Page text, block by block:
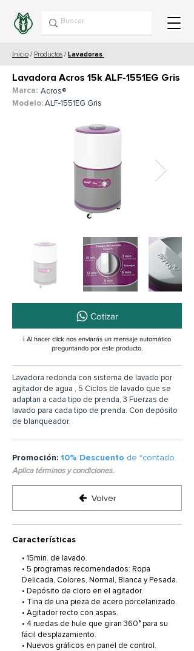
Inicio / Productos / Lavadoras
Lavadora Acros 15k ALF-1551EG Gris
Marca: Acros®
Modelo:ALF-1551EG Gris
Cotizar
ℹ️ Al hacer click nos enviarás un mensaje automático
preguntando por este producto.
Lavadora redonda con sistema de lavado por
agitador de agua , 5 Ciclos de lavado que se
adaptan a cada tipo de prenda, 3 Fuerzas de
lavado para cada tipo de prenda. Con depósito
de blanqueador.
Promoción: 10% Descuento de *contado.
Aplica términos y condiciones.
Volver
Características
• 15min. de lavado.
• 5 programas recomendados: Ropa
Delicada, Colores, Normal, Blanca y Pesada.
• Depósito de cloro en el agitador.
• Tina de una pieza de acero porcelanizado.
• Agitador recto con aspas.
• 4 ruedas de hule que giran 360° para su
fácil desplazamiento.
• Nuevos gráﬁcos en panel de control.